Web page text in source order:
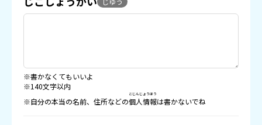
※書かなくてもいいよ
※140文字以内
※自分の本当の名前、住所などの個人情報
こじんじょうほう
は書かないでね